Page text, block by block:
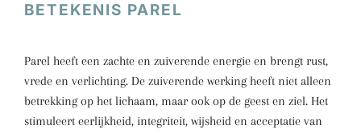
BETEKENIS PAREL
Parel heeft een zachte en zuiverende energie en brengt rust,
vrede en verlichting. De zuiverende werking heeft niet alleen
betrekking op het lichaam, maar ook op de geest en ziel. Het
stimuleert eerlijkheid, integriteit, wijsheid en acceptatie van